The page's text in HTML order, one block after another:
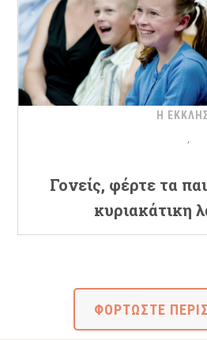
Η
Γονείς, φέρτε τα
κυριακάτικη
ΦΟΡΤΩΣΤΕ